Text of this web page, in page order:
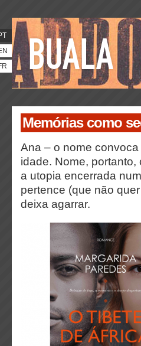
Memórias como
Ana – o nome convoca
idade. Nome, portanto,
a utopia encerrada
pertence (que não
deixa agarrar.